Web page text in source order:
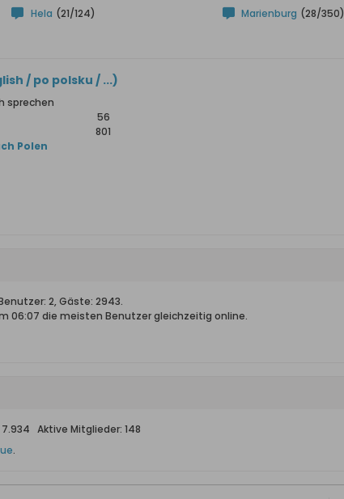
Hela (21/124) Marienburg (28/350)
/ po polsku / ...)
sprechen
56
801
Polen
2, Gäste: 2943.
06:07 die meisten Benutzer gleichzeitig online.
Aktive Mitglieder: 148
.